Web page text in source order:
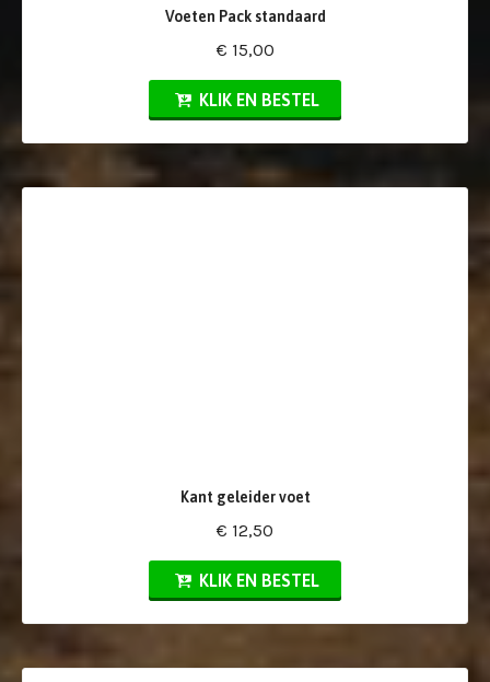
Voeten Pack standaard
€ 15,00
KLIK EN BESTEL
Kant geleider voet
€ 12,50
KLIK EN BESTEL